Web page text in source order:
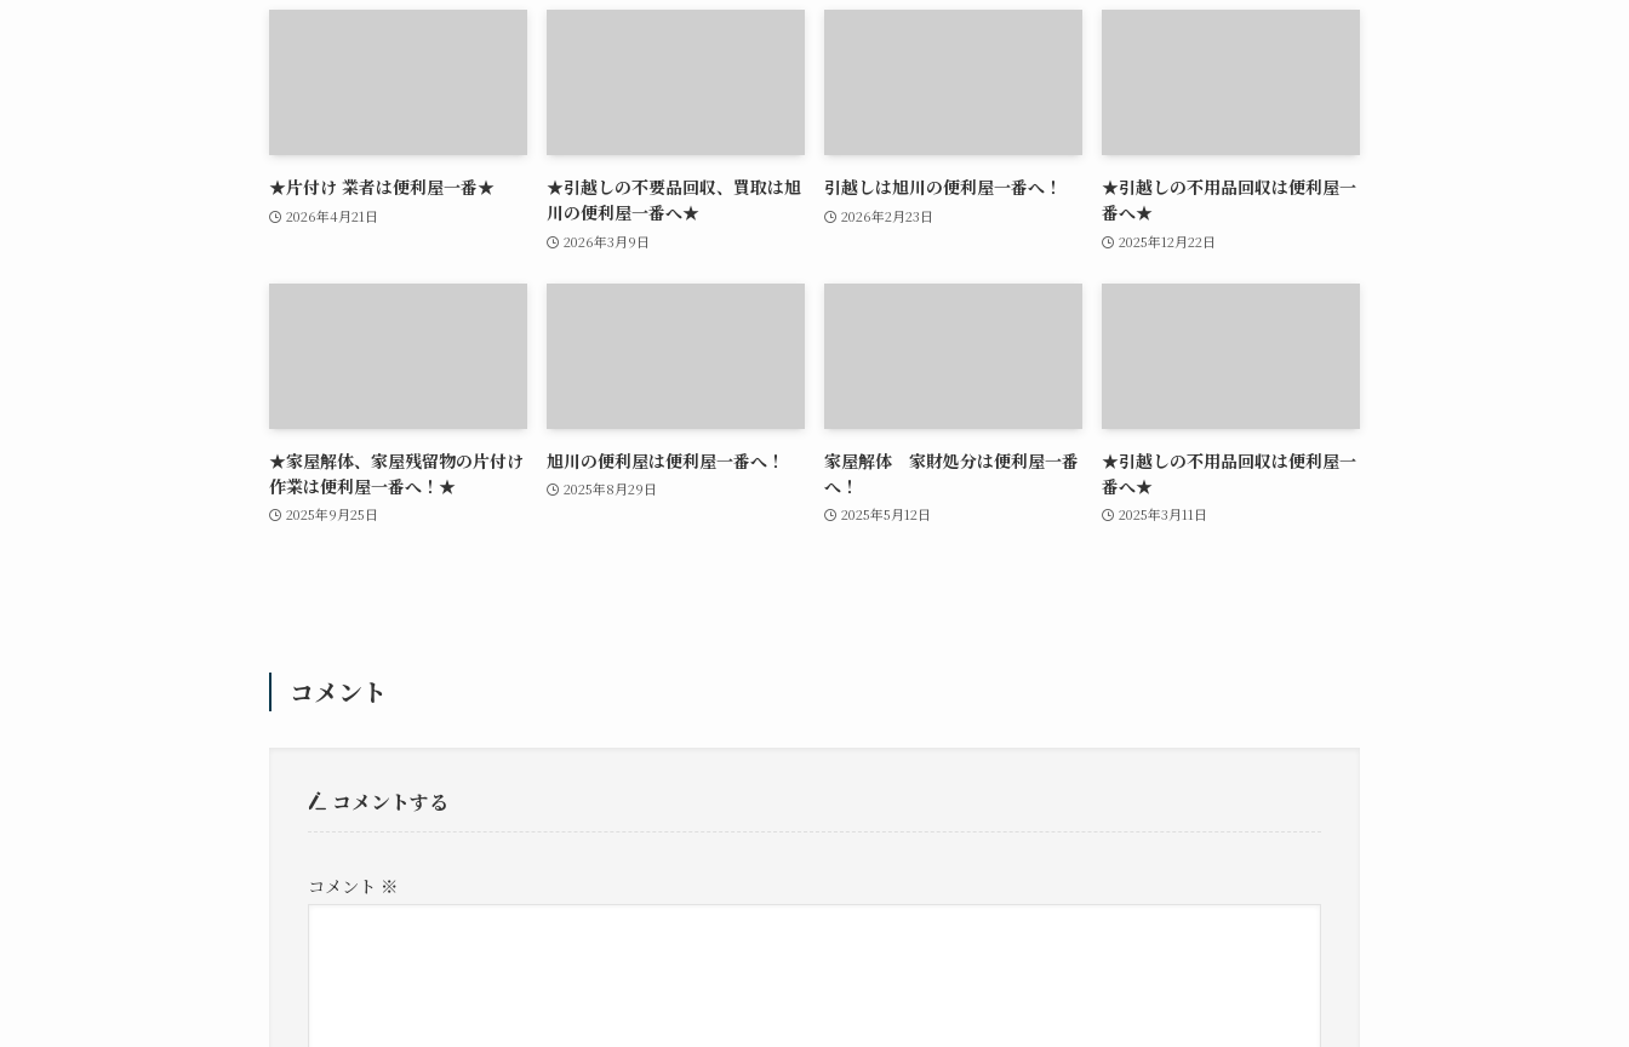
★片付け 業者は便利屋一番★
2026年4月21日
★引越しの不要品回収、買取は旭
川の便利屋一番へ★
2026年3月9日
引越しは旭川の便利屋一番へ！
2026年2月23日
★引越しの不用品回収は便利屋一
番へ★
2025年12月22日
★家屋解体、家屋残留物の片付け
作業は便利屋一番へ！★
2025年9月25日
旭川の便利屋は便利屋一番へ！
2025年8月29日
家屋解体 家財処分は便利屋一番
へ！
2025年5月12日
★引越しの不用品回収は便利屋一
番へ★
2025年3月11日
コメント
コメントする
コメント ※